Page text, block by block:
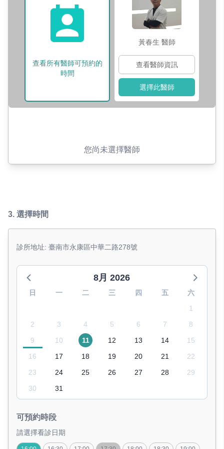
查看所有醫師可預約的
時間
黃春生 醫師
查看醫師資訊
選擇此醫師
您尚未選擇醫師
3. 選擇時間
診所地址: 臺南市永康區中華二路278號
8月 2026
日 一 二 三 四 五
六
1
2
3 4 5 6 7
8
9
10 11 12 13 14
15
16
17 18 19 20 21
22
23
24 25 26 27 28
29
30
31
可預約時段
請選擇看診日期